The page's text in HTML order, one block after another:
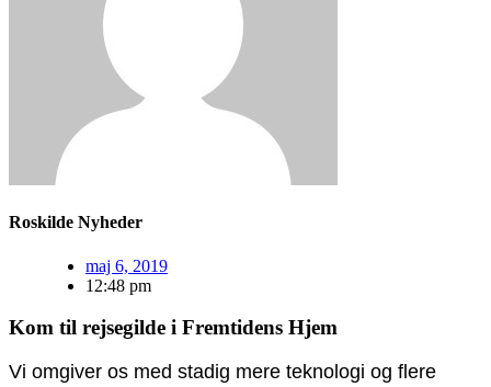
Roskilde Nyheder
maj 6, 2019
12:48 pm
Kom til rejsegilde i Fremtidens Hjem
Vi omgiver os med stadig mere teknologi og flere